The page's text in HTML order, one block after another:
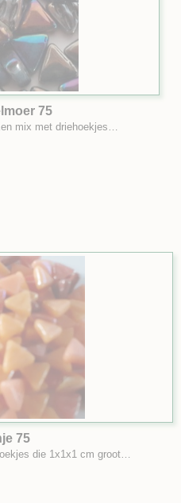
75
mix met driehoekjes…
75
die 1x1x1 cm groot…